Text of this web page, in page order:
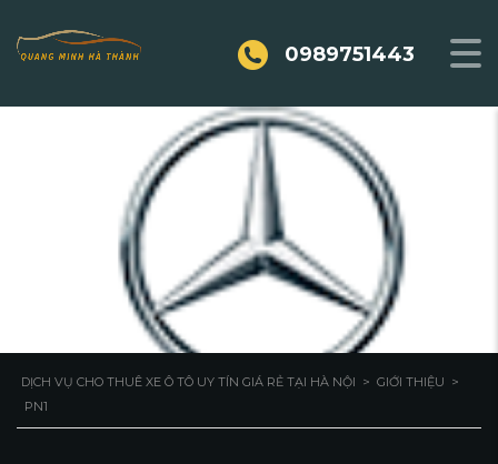
0989751443
DỊCH VỤ CHO THUÊ XE Ô TÔ UY TÍN GIÁ RẺ TẠI HÀ NỘI > GIỚI THIỆU >
PN1